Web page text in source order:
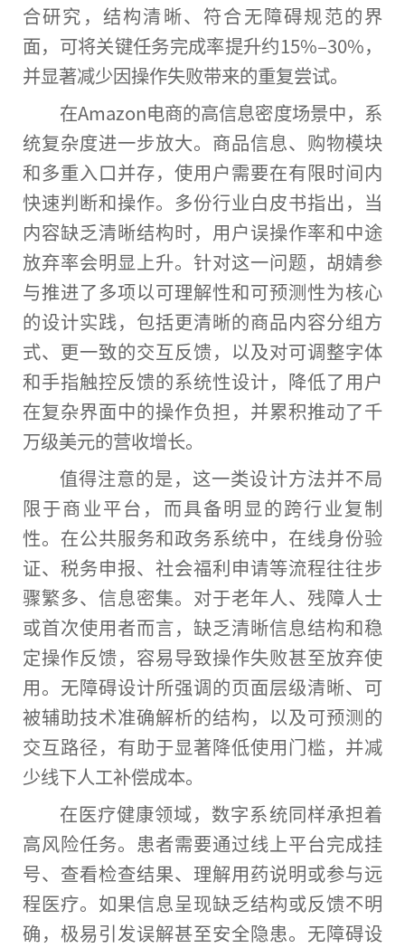
合研究，结构清晰、符合无障碍规范的界
面，可将关键任务完成率提升约15%–30%，
并显著减少因操作失败带来的重复尝试。
在Amazon电商的高信息密度场景中，系
统复杂度进一步放大。商品信息、购物模块
和多重入口并存，使用户需要在有限时间内
快速判断和操作。多份行业白皮书指出，当
内容缺乏清晰结构时，用户误操作率和中途
放弃率会明显上升。针对这一问题，胡婧参
与推进了多项以可理解性和可预测性为核心
的设计实践，包括更清晰的商品内容分组方
式、更一致的交互反馈，以及对可调整字体
和手指触控反馈的系统性设计，降低了用户
在复杂界面中的操作负担，并累积推动了千
万级美元的营收增长。
值得注意的是，这一类设计方法并不局
限于商业平台，而具备明显的跨行业复制
性。在公共服务和政务系统中，在线身份验
证、税务申报、社会福利申请等流程往往步
骤繁多、信息密集。对于老年人、残障人士
或首次使用者而言，缺乏清晰信息结构和稳
定操作反馈，容易导致操作失败甚至放弃使
用。无障碍设计所强调的页面层级清晰、可
被辅助技术准确解析的结构，以及可预测的
交互路径，有助于显著降低使用门槛，并减
少线下人工补偿成本。
在医疗健康领域，数字系统同样承担着
高风险任务。患者需要通过线上平台完成挂
号、查看检查结果、理解用药说明或参与远
程医疗。如果信息呈现缺乏结构或反馈不明
确，极易引发误解甚至安全隐患。无障碍设